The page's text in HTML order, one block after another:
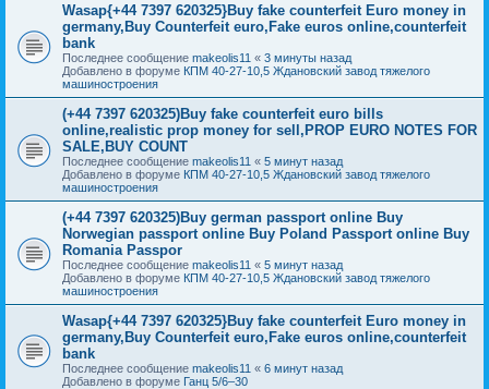
Wasap{+44 7397 620325}Buy fake counterfeit Euro money in
germany,Buy Counterfeit euro,Fake euros online,counterfeit
bank
Последнее сообщение makeolis11 « 3 минуты назад
Добавлено в форуме КПМ 40-27-10,5 Ждановский завод тяжелого
машиностроения
(+44 7397 620325)Buy fake counterfeit euro bills
online,realistic prop money for sell,PROP EURO NOTES FOR
SALE,BUY COUNT
Последнее сообщение makeolis11 « 5 минут назад
Добавлено в форуме КПМ 40-27-10,5 Ждановский завод тяжелого
машиностроения
(+44 7397 620325)Buy german passport online Buy
Norwegian passport online Buy Poland Passport online Buy
Romania Passpor
Последнее сообщение makeolis11 « 5 минут назад
Добавлено в форуме КПМ 40-27-10,5 Ждановский завод тяжелого
машиностроения
Wasap{+44 7397 620325}Buy fake counterfeit Euro money in
germany,Buy Counterfeit euro,Fake euros online,counterfeit
bank
Последнее сообщение makeolis11 « 6 минут назад
Добавлено в форуме Ганц 5/6–30